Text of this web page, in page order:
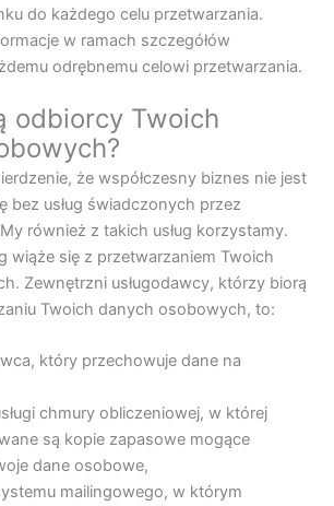
do każdego celu przetwarzania.
w ramach szczegółów
odrębnemu celowi przetwarzania.
odbiorcy Twoich
że współczesny biznes nie jest
bez usług świadczonych przez
również z takich usług korzystamy.
wiąże się z przetwarzaniem Twoich
Zewnętrzni usługodawcy, którzy biorą
Twoich danych osobowych, to:
który przechowuje dane na
chmury obliczeniowej, w której
są kopie zapasowe mogące
dane osobowe,
mailingowego, w którym